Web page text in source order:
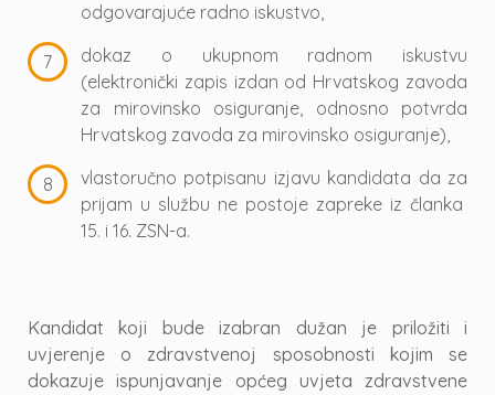
odgovarajuće radno iskustvo,
dokaz o ukupnom radnom iskustvu
(elektronički zapis izdan od Hrvatskog zavoda
za mirovinsko osiguranje, odnosno potvrda
Hrvatskog zavoda za mirovinsko osiguranje),
vlastoručno potpisanu izjavu kandidata da za
prijam u službu ne postoje zapreke iz članka
15. i 16. ZSN-a.
Kandidat koji bude izabran dužan je priložiti i
uvjerenje o zdravstvenoj sposobnosti kojim se
dokazuje ispunjavanje općeg uvjeta zdravstvene